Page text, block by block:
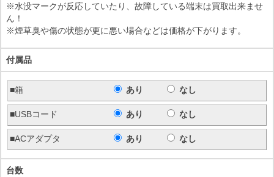
※水没マークが反応していたり、故障している端末は買取出来ませ
ん！
※煙草臭や傷の状態が更に悪い場合などは価格が下がります。
付属品
■箱 あり なし
■USBコード あり なし
■ACアダプタ あり なし
台数